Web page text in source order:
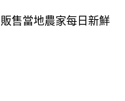
售當地農家每日新鮮